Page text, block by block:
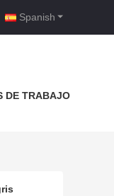
Spanish
DE TRABAJO